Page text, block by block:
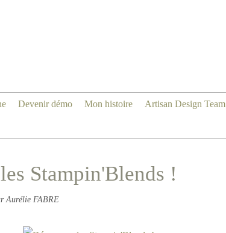
Devenir démo Mon histoire Artisan Design Team
Stampin'Blends !
Aurélie FABRE